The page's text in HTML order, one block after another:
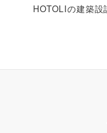
HOTOLIの建築